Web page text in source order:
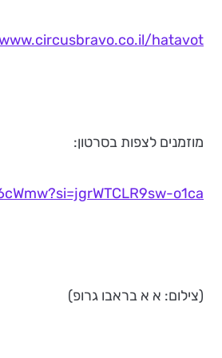
hatavot
מוזמנים לצפות בסרטון:
o1ca
(צילום: א א בראבו גרופ)